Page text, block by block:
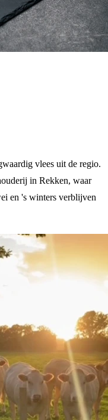
vlees uit de regio.
in Rekken, waar
en 's winters verblijven